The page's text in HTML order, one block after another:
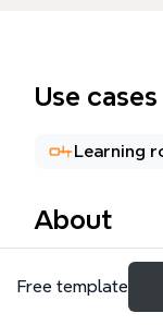
Use cases
Learning
About
El mapa
la transición
Free template